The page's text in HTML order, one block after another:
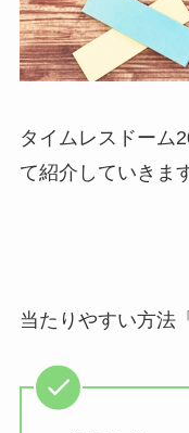
タイムレスドーム
て紹介していきま
当たりやすい方法